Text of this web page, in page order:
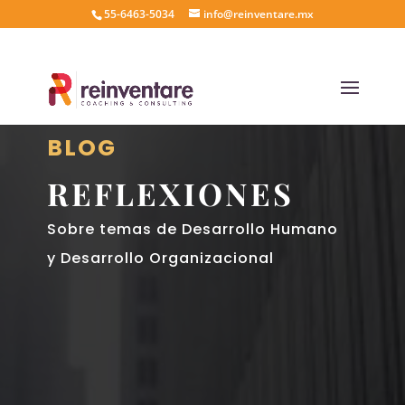
55-6463-5034 info@reinventare.mx
BLOG
REFLEXIONES
Sobre temas de Desarrollo Humano
y Desarrollo Organizacional